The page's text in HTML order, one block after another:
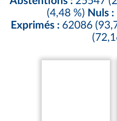
(4,48 %) Nuls :
Exprimés : 62086